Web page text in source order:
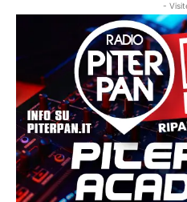
-